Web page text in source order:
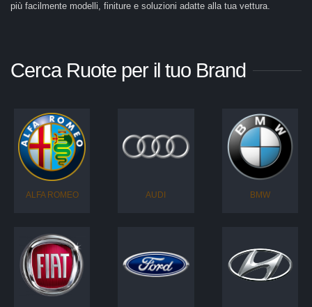
più facilmente modelli, finiture e soluzioni adatte alla tua vettura.
Cerca Ruote per il tuo Brand
ALFA ROMEO AUDI BMW